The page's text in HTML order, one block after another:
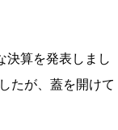
決算を発表しまし
たが、蓋を開けて